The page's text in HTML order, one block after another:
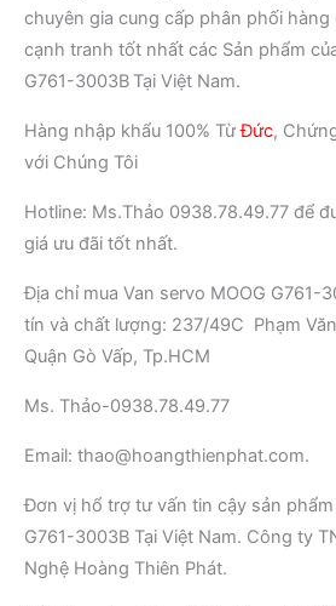
chuyên gia cung cấp phân phối hàng
cạnh tranh tốt nhất các Sản phẩm
G761-3003B Tại Việt Nam.
Hàng nhập khẩu 100% TừĐức,
với Chúng Tôi
Hotline: Ms.Thảo 0938.78.49.77 để
giá ưu đãi tốt nhất.
Địa chỉ mua Van servo MOOG G761-
tín và chất lượng: 237/49C Phạm
Quận Gò Vấp, Tp.HCM
Ms. Thảo-0938.78.49.77
Email: thao@hoangthienphat.com.
Đơn vị hổ trợ tư vấn tin cậy sản phẩm
G761-3003B Tại Việt Nam. Công ty
Nghệ Hoàng Thiên Phát.